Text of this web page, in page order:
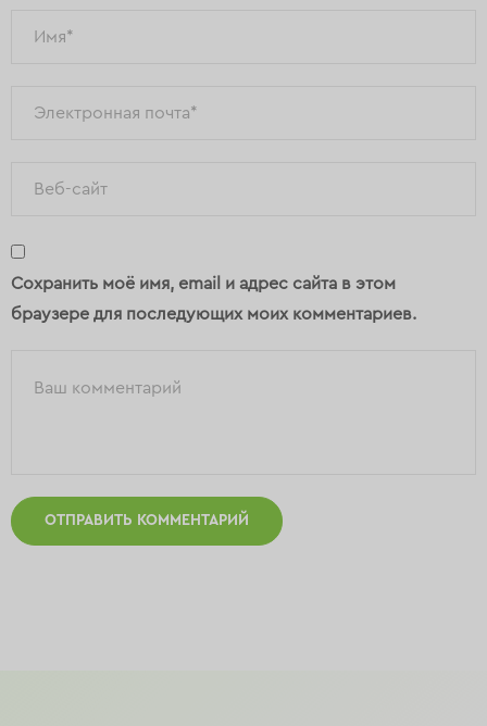
Сохранить моё имя, email и адрес сайта в этом
браузере для последующих моих комментариев.